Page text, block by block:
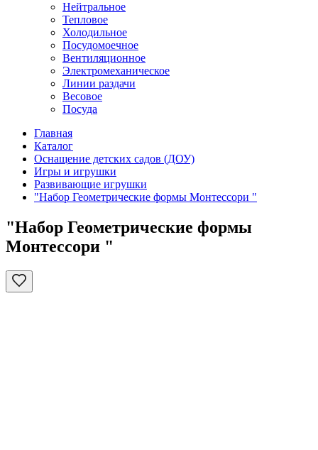
Нейтральное
Тепловое
Холодильное
Посудомоечное
Вентиляционное
Электромеханическое
Линии раздачи
Весовое
Посуда
Главная
Каталог
Оснащение детских садов (ДОУ)
Игры и игрушки
Развивающие игрушки
"Набор Геометрические формы Монтессори "
"Набор Геометрические формы
Монтессори "